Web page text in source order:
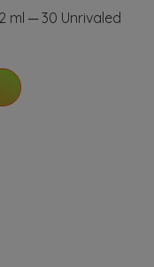
ml ─ 30 Unrivaled